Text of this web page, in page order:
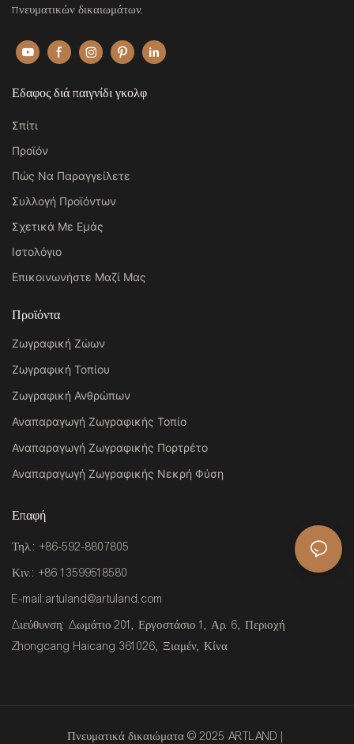
πνευματικών δικαιωμάτων.
Εδαφος διά παιγνίδι γκολφ
Σπίτι
Προϊόν
Πώς Να Παραγγείλετε
Συλλογή Προϊόντων
Σχετικά Με Εμάς
Ιστολόγιο
Επικοινωνήστε Μαζί Μας
Προϊόντα
Ζωγραφική Ζώων
Ζωγραφική Τοπίου
Ζωγραφική Ανθρώπων
Αναπαραγωγή Ζωγραφικής Τοπίο
Αναπαραγωγή Ζωγραφικής Πορτρέτο
Αναπαραγωγή Ζωγραφικής Νεκρή Φύση
Επαφή
Τηλ.: +86-592-8807805
Κιν.: +86 13599518580
E-mail:artuland@artuland.com
Διεύθυνση: Δωμάτιο 201, Εργοστάσιο 1, Αρ. 6, Περιοχή
Zhongcang Haicang 361026, Ξιαμέν, Κίνα
Πνευματικά δικαιώματα © 2025 ARTLAND |